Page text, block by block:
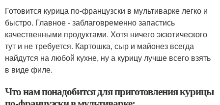
Готовится курица по-французски в мультиварке легко и
быстро. Главное - заблаговременно запастись
качественными продуктами. Хотя ничего экзотического
тут и не требуется. Картошка, сыр и майонез всегда
найдутся на любой кухне, ну а курицу лучше всего взять
в виде филе.
Что нам понадобится для приготовления курицы